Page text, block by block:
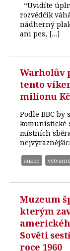
“Uvidíte
rozvědčík
nádherný
ani pes, […]
Warholův
tento
milionu Kč
Podle BBC by
komunistické
místních
aukce
Muzeum
kterým
Sověti
roce 1960